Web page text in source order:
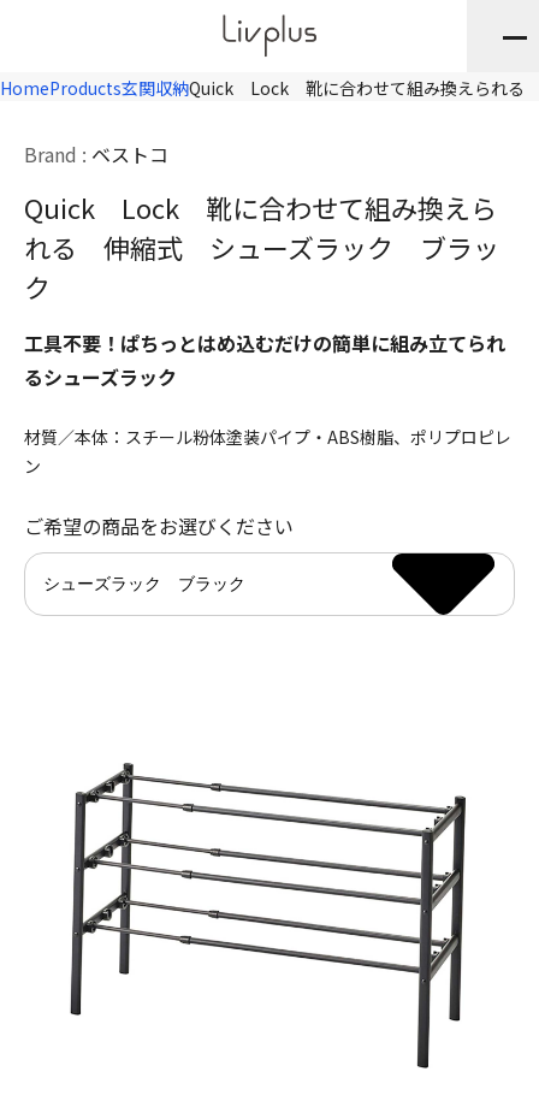
HomeProducts玄関収納Quick Lock 靴に合わせて組み換えられ
Brand : ベストコ
Quick Lock 靴に合わせて組み換えら
れる 伸縮式 シューズラック ブラッ
ク
工具不要！ぱちっとはめ込むだけの簡単に組み立てられ
るシューズラック
材質／本体：スチール粉体塗装パイプ・ABS樹脂、ポリプロピレ
ン
ご希望の商品をお選びください